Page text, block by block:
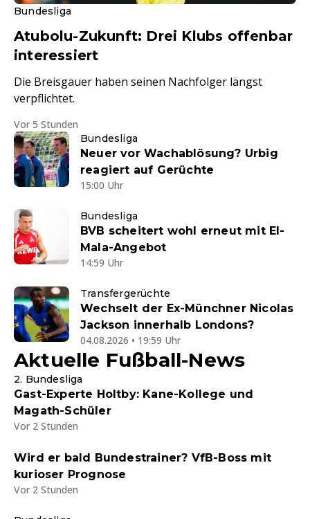
Bundesliga
Atubolu-Zukunft: Drei Klubs offenbar
interessiert
Die Breisgauer haben seinen Nachfolger längst
verpflichtet.
Vor 5 Stunden
Bundesliga
Neuer vor Wachablösung? Urbig
reagiert auf Gerüchte
15:00 Uhr
Bundesliga
BVB scheitert wohl erneut mit El-
Mala-Angebot
14:59 Uhr
Transfergerüchte
Wechselt der Ex-Münchner Nicolas
Jackson innerhalb Londons?
04.08.2026 • 19:59 Uhr
Aktuelle Fußball-News
2. Bundesliga
Gast-Experte Holtby: Kane-Kollege und
Magath-Schüler
Vor 2 Stunden
Wird er bald Bundestrainer? VfB-Boss mit
kurioser Prognose
Vor 2 Stunden